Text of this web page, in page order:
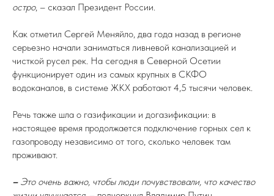
остро, – сказал Президент России.
Как отметил Сергей Меняйло, два года назад в регионе
серьезно начали заниматься ливневой канализацией и
чисткой русел рек. На сегодня в Северной Осетии
функционирует один из самых крупных в СКФО
водоканалов, в системе ЖКХ работают 4,5 тысячи человек.
Речь также шла о газификации и догазификации: в
настоящее время продолжается подключение горных сел к
газопроводу независимо от того, сколько человек там
проживают.
–Это очень важно, чтобы люди почувствовали, что качество